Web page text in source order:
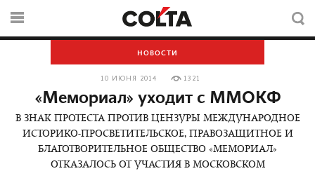
НОВОСТИ
10 ИЮНЯ 2014 1321
«Мемориал» уходит с ММОКФ
В ЗНАК ПРОТЕСТА ПРОТИВ ЦЕНЗУРЫ МЕЖДУНАРОДНОЕ
ИСТОРИКО-ПРОСВЕТИТЕЛЬСКОЕ, ПРАВОЗАЩИТНОЕ И
БЛАГОТВОРИТЕЛЬНОЕ ОБЩЕСТВО «МЕМОРИАЛ»
ОТКАЗАЛОСЬ ОТ УЧАСТИЯ В МОСКОВСКОМ